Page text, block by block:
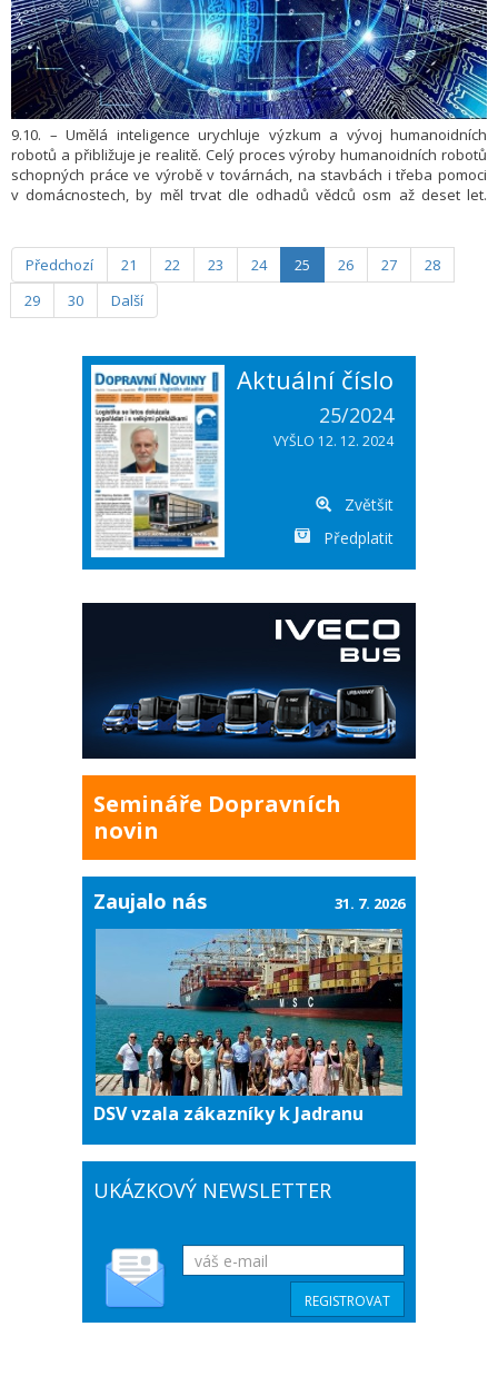
9.10. – Umělá inteligence urychluje výzkum a vývoj humanoidních
robotů a přibližuje je realitě. Celý proces výroby humanoidních robotů
schopných práce ve výrobě v továrnách, na stavbách i třeba pomoci
v domácnostech, by měl trvat dle odhadů vědců osm až deset let.
Předchozí 21 22 23 24 25 26 27
28
29
30 Další
Aktuální číslo
25/2024
VYŠLO 12. 12. 2024
Zvětšit
Předplatit
Semináře Dopravních
novin
Zaujalo nás
DSV vzala zákazníky k Jadranu
31. 7. 2026
UKÁZKOVÝ NEWSLETTER